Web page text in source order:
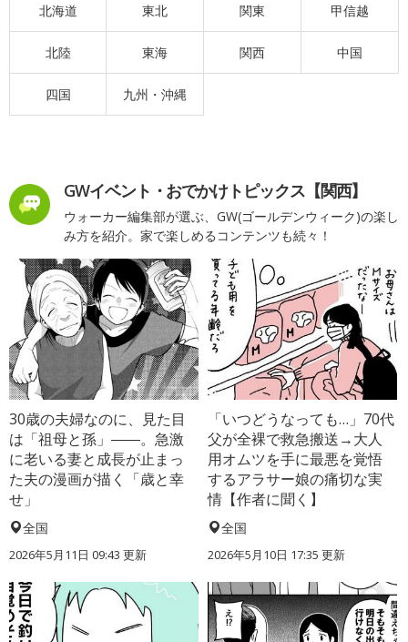
北海道 東北 関東 甲信越
北陸 東海 関西 中国
四国 九州・沖縄
GWイベント・おでかけトピックス【関西】
ウォーカー編集部が選ぶ、GW(ゴールデンウィーク)の楽し
み方を紹介。家で楽しめるコンテンツも続々！
30歳の夫婦なのに、見た目
は「祖母と孫」――。急激
に老いる妻と成長が止まっ
た夫の漫画が描く「歳と幸
せ」
全国
2026年5月11日 09:43 更新
「いつどうなっても…」70代
父が全裸で救急搬送→大人
用オムツを手に最悪を覚悟
するアラサー娘の痛切な実
情【作者に聞く】
全国
2026年5月10日 17:35 更新